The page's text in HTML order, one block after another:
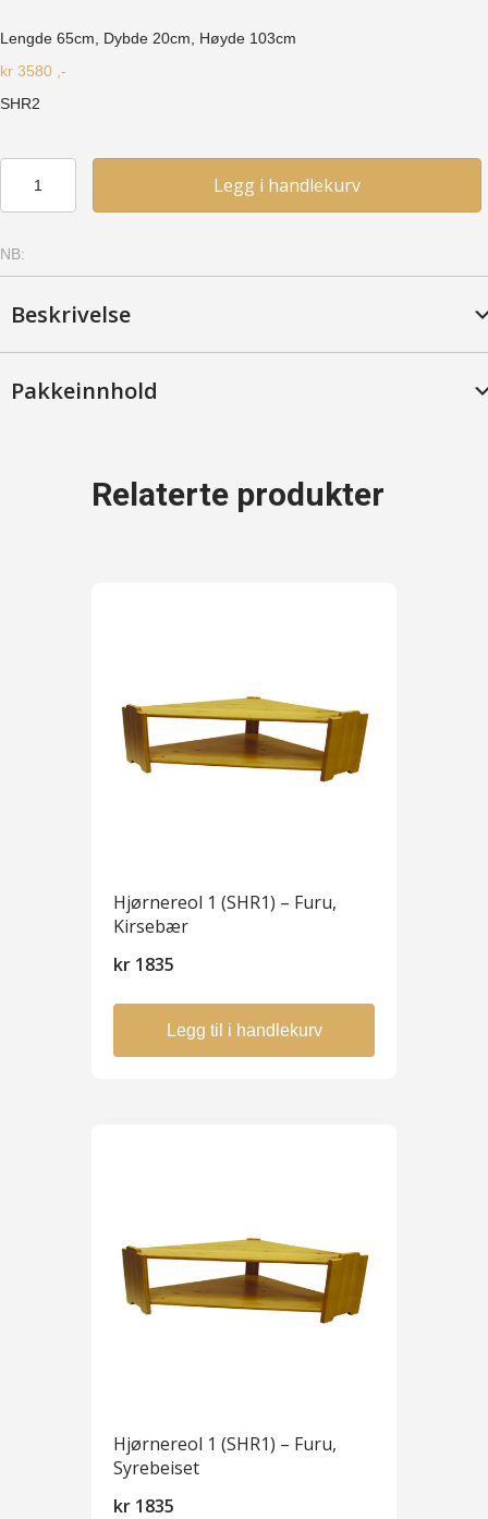
Lengde 65cm, Dybde 20cm, Høyde 103cm
kr 3580 ,-
SHR2
(SHR2)
Furu,
Hvitlasert
Legg i handlekurv
NB:
Beskrivelse
Pakkeinnhold
Relaterte produkter
Hjørnereol 1 (SHR1) – Furu,
Kirsebær
kr 1835
Legg til i handlekurv
Hjørnereol 1 (SHR1) – Furu,
Syrebeiset
kr 1835